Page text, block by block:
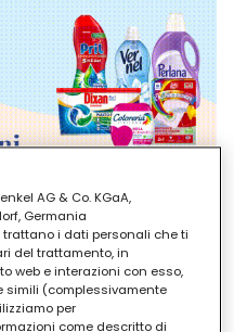
usare uno spray
l'aceto bianco, da
AG & Co. KGaA,
Germania
trattano i dati personali che ti
del trattamento, in
web e interazioni con esso,
simili (complessivamente
per
come descritto di